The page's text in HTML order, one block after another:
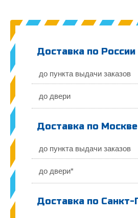
Доставка по России
до пункта выдачи заказов
до двери
Доставка по Москве
до пункта выдачи заказов
до двери*
Доставка по Санкт-